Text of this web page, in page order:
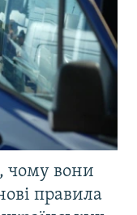
чому вони
правила